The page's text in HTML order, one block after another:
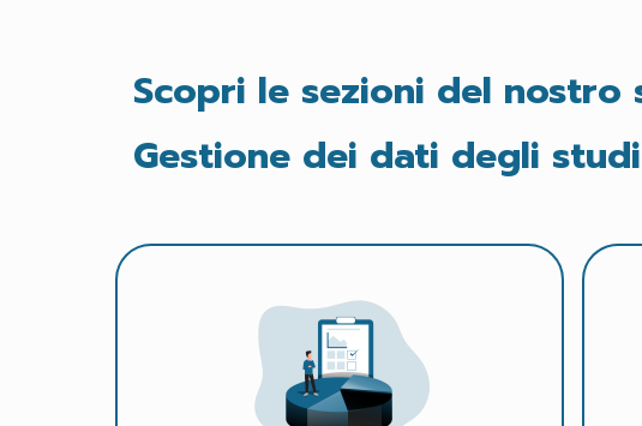
Scopri le sezioni del nostro
Gestione dei dati degli